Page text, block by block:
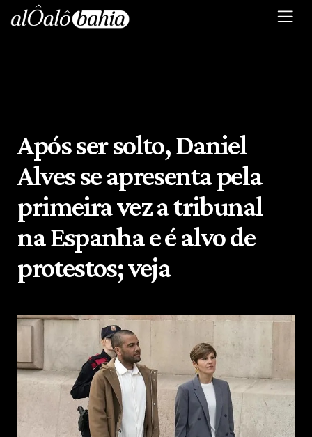
Após ser solto, Daniel
Alves se apresenta pela
primeira vez a tribunal
na Espanha e é alvo de
protestos; veja